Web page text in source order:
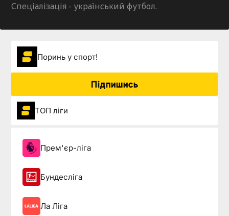
Спеціалізація - український футбол.
Поринь у спорт!
Підпишись
ТОП ліги
Прем'єр-ліга
Бундесліга
Ла Ліга